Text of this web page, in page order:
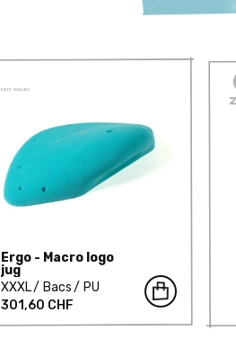
Ergo - Macro logo
jug
XXXL
Bacs
PU
301,60 CHF